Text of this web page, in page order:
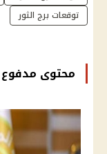
توقعات برج الثور
محتوى مدفوع